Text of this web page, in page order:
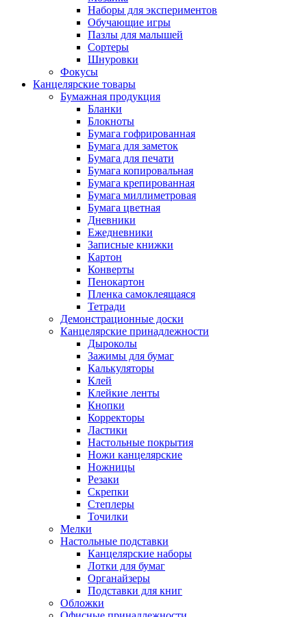
Наборы для экспериментов
Обучающие игры
Пазлы для малышей
Сортеры
Шнуровки
Фокусы
Канцелярские товары
Бумажная продукция
Бланки
Блокноты
Бумага гофрированная
Бумага для заметок
Бумага для печати
Бумага копировальная
Бумага крепированная
Бумага миллиметровая
Бумага цветная
Дневники
Ежедневники
Записные книжки
Картон
Конверты
Пенокартон
Пленка самоклеящаяся
Тетради
Демонстрационные доски
Канцелярские принадлежности
Дыроколы
Зажимы для бумаг
Калькуляторы
Клей
Клейкие ленты
Кнопки
Корректоры
Ластики
Настольные покрытия
Ножи канцелярские
Ножницы
Резаки
Скрепки
Степлеры
Точилки
Мелки
Настольные подставки
Канцелярские наборы
Лотки для бумаг
Органайзеры
Подставки для книг
Обложки